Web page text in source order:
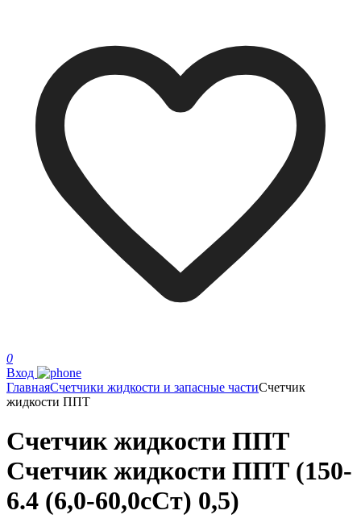
0
Вход
ГлавнаяСчетчики жидкости и запасные частиСчетчик
жидкости ППТ
Счетчик жидкости ППТ
Счетчик жидкости ППТ (150-
6.4 (6,0-60,0сСт) 0,5)